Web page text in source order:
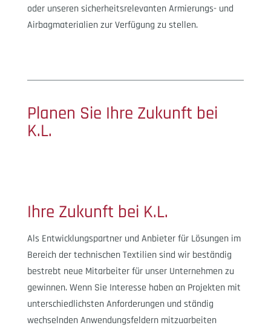
oder unseren sicherheitsrelevanten Armierungs- und
Airbagmaterialien zur Verfügung zu stellen.
Planen Sie Ihre Zukunft bei
K.L.
Ihre Zukunft bei K.L.
Als Entwicklungspartner und Anbieter für Lösungen im
Bereich der technischen Textilien sind wir beständig
bestrebt neue Mitarbeiter für unser Unternehmen zu
gewinnen. Wenn Sie Interesse haben an Projekten mit
unterschiedlichsten Anforderungen und ständig
wechselnden Anwendungsfeldern mitzuarbeiten